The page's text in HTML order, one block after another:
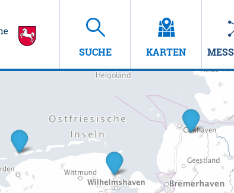
SUCHE KARTEN